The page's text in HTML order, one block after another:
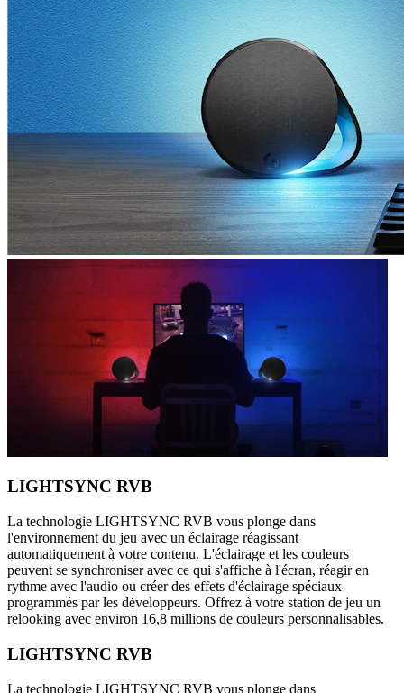
LIGHTSYNC RVB
La technologie LIGHTSYNC RVB vous plonge dans
l'environnement du jeu avec un éclairage réagissant
automatiquement à votre contenu. L'éclairage et les couleurs
peuvent se synchroniser avec ce qui s'affiche à l'écran, réagir en
rythme avec l'audio ou créer des effets d'éclairage spéciaux
programmés par les développeurs. Offrez à votre station de jeu un
relooking avec environ 16,8 millions de couleurs personnalisables.
LIGHTSYNC RVB
La technologie LIGHTSYNC RVB vous plonge dans